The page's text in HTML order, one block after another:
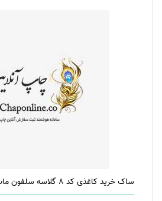
ساک خرید کاغذی کد 8 گلاسه سلفون مات